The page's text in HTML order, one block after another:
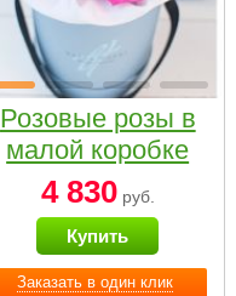
Заказать в один клик
Розовые розы в
малой коробке
4 830руб.
Купить